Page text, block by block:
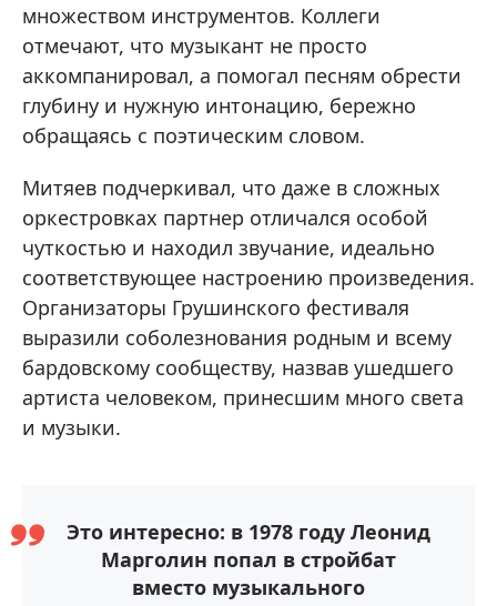
множеством инструментов. Коллеги
отмечают, что музыкант не просто
аккомпанировал, а помогал песням обрести
глубину и нужную интонацию, бережно
обращаясь с поэтическим словом.
Митяев подчеркивал, что даже в сложных
оркестровках партнер отличался особой
чуткостью и находил звучание, идеально
соответствующее настроению произведения.
Организаторы Грушинского фестиваля
выразили соболезнования родным и всему
бардовскому сообществу, назвав ушедшего
артиста человеком, принесшим много света
и музыки.
Это интересно: в 1978 году Леонид
Марголин попал в стройбат
вместо музыкального